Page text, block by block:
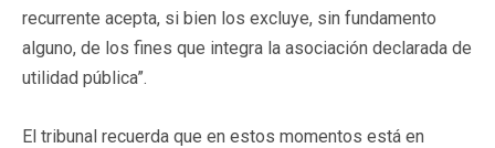
recurrente acepta, si bien los excluye, sin fundamento
alguno, de los fines que integra la asociación declarada de
utilidad pública”.
El tribunal recuerda que en estos momentos está en